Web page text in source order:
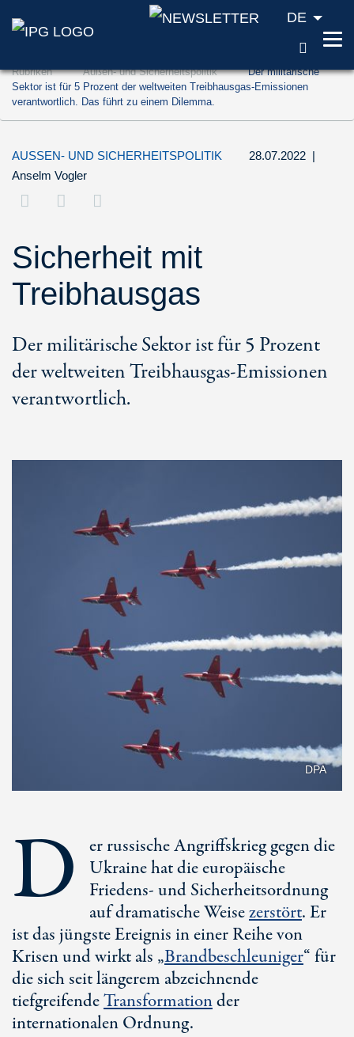
Zum Inhalt springen (Accesskey '1')
Zur Suche springen (Accesskey '2')
Zur Navigation springen (Accesskey '3')
DE
Rubriken Außen- und Sicherheitspolitik
Der militärische
Sektor ist für 5 Prozent der weltweiten Treibhausgas-Emissionen
verantwortlich. Das führt zu einem Dilemma.
AUSSEN- UND SICHERHEITSPOLITIK 28.07.2022 |
Anselm Vogler
Sicherheit mit
Treibhausgas
Der militärische Sektor ist für 5 Prozent
der weltweiten Treibhausgas-Emissionen
verantwortlich.
DPA
D
er russische Angriffskrieg gegen die
Ukraine hat die europäische
Friedens- und Sicherheitsordnung
auf dramatische Weisezerstört. Er
ist das jüngste Ereignis in einer Reihe von
Krisen und wirkt als „Brandbeschleuniger“ für
die sich seit längerem abzeichnende
tiefgreifendeTransformationder
internationalen Ordnung.